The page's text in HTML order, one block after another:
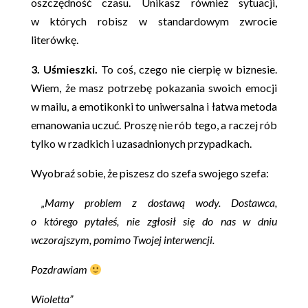
w których robisz w standardowym zwrocie
literówkę.
3. Uśmieszki. To coś, czego nie cierpię w biznesie.
Wiem, że masz potrzebę pokazania swoich emocji
w mailu, a emotikonki to uniwersalna i łatwa metoda
emanowania uczuć. Proszę nie rób tego, a raczej rób
tylko w rzadkich i uzasadnionych przypadkach.
Wyobraź sobie, że piszesz do szefa swojego szefa:
„Mamy problem z dostawą wody. Dostawca,
o którego pytałeś, nie zgłosił się do nas w dniu
wczorajszym, pomimo Twojej interwencji.
Pozdrawiam
Wioletta”